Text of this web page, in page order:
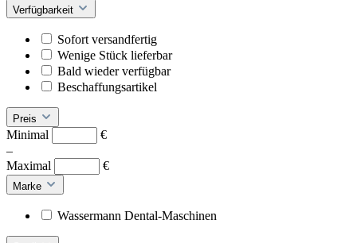
Verfügbarkeit
Sofort versandfertig
Wenige Stück lieferbar
Bald wieder verfügbar
Beschaffungsartikel
Preis
Minimal
€
–
Maximal
€
Marke
Wassermann Dental-Maschinen